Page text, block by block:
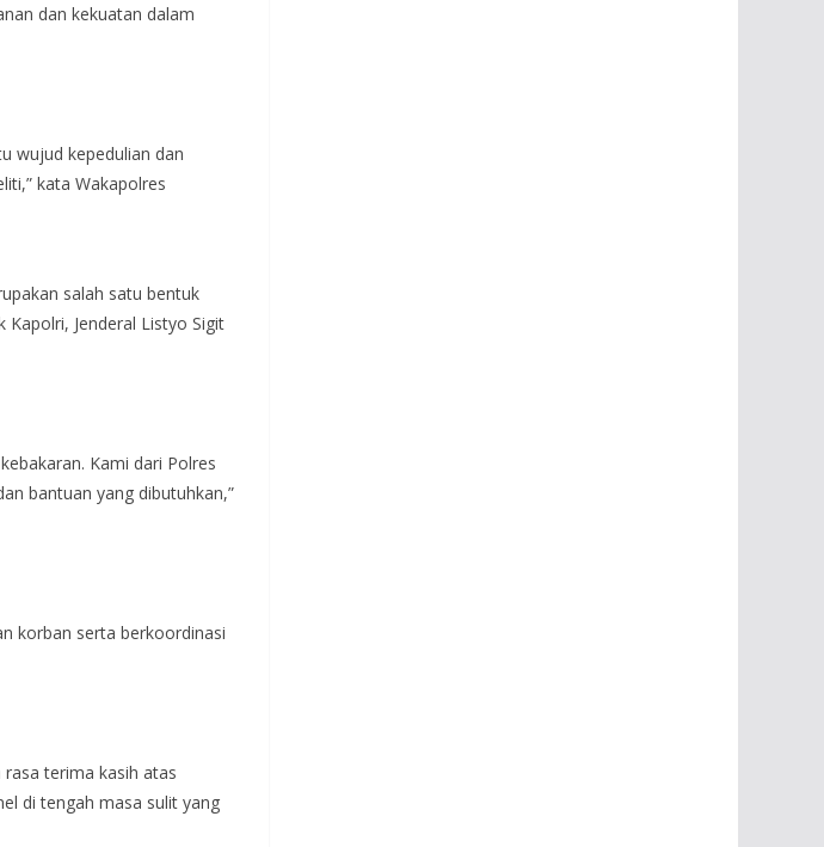
dan kekuatan dalam
wujud kepedulian dan
kata Wakapolres
salah satu bentuk
Jenderal Listyo Sigit
Kami dari Polres
bantuan yang dibutuhkan,”
korban serta berkoordinasi
terima kasih atas
di tengah masa sulit yang